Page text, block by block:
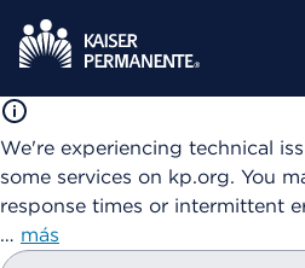
We're experiencing technical
some services on kp.org. You
response times or intermittent
… más